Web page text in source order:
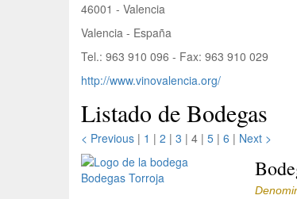
46001 - Valencia
Valencia - España
Tel.: 963 910 096 - Fax: 963 910 029
http://www.vinovalencia.org/
Listado de Bodegas
< Previous | 1 | 2 | 3 | 4 | 5 | 6 | Next >